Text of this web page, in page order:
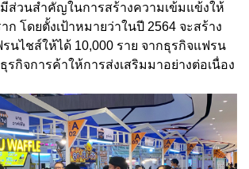
ส่วนสำคัญในการสร้างความเข้มแข้งให้
ก โดยตั้งเป้าหมายว่าในปี 2564 จะสร้าง
นไชส์ให้ได้ 10,000 ราย จากธุรกิจแฟรน
กิจการค้าให้การส่งเสริมมาอย่างต่อเนื่อง